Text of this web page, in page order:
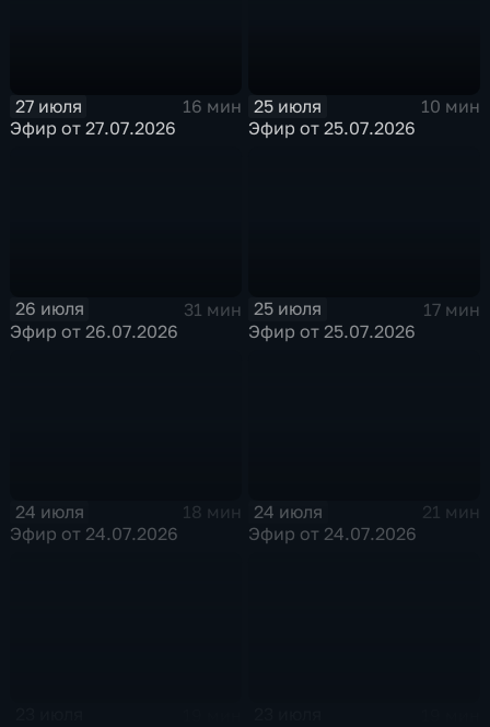
27 июля
16 мин
Эфир от 27.07.2026
25 июля
10 мин
Эфир от 25.07.2026
26 июля
31 мин
Эфир от 26.07.2026
25 июля
17 мин
Эфир от 25.07.2026
24 июля
18 мин
Эфир от 24.07.2026
24 июля
21 мин
Эфир от 24.07.2026